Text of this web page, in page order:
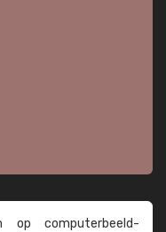
op computer­beeld­